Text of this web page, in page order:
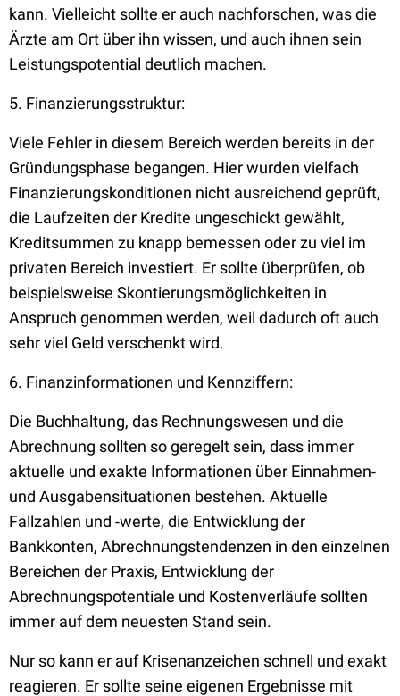
kann. Vielleicht sollte er auch nachforschen, was die
Ärzte am Ort über ihn wissen, und auch ihnen sein
Leistungspotential deutlich machen.
5. Finanzierungsstruktur:
Viele Fehler in diesem Bereich werden bereits in der
Gründungsphase begangen. Hier wurden vielfach
Finanzierungskonditionen nicht ausreichend geprüft,
die Laufzeiten der Kredite ungeschickt gewählt,
Kreditsummen zu knapp bemessen oder zu viel im
privaten Bereich investiert. Er sollte überprüfen, ob
beispielsweise Skontierungsmöglichkeiten in
Anspruch genommen werden, weil dadurch oft auch
sehr viel Geld verschenkt wird.
6. Finanzinformationen und Kennziffern:
Die Buchhaltung, das Rechnungswesen und die
Abrechnung sollten so geregelt sein, dass immer
aktuelle und exakte Informationen über Einnahmen-
und Ausgabensituationen bestehen. Aktuelle
Fallzahlen und -werte, die Entwicklung der
Bankkonten, Abrechnungstendenzen in den einzelnen
Bereichen der Praxis, Entwicklung der
Abrechnungspotentiale und Kostenverläufe sollten
immer auf dem neuesten Stand sein.
Nur so kann er auf Krisenanzeichen schnell und exakt
reagieren. Er sollte seine eigenen Ergebnisse mit